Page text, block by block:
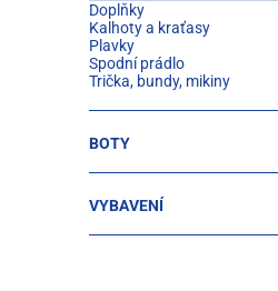
Doplňky
Kalhoty a kraťasy
Plavky
Spodní prádlo
Trička, bundy, mikiny
BOTY
VYBAVENÍ